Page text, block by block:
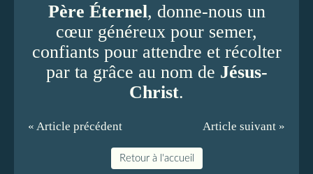
Père Éternel, donne-nous un
cœur généreux pour semer,
confiants pour attendre et récolter
par ta grâce au nom de Jésus-
Christ.
« Article précédent Article suivant »
Retour à l'accueil